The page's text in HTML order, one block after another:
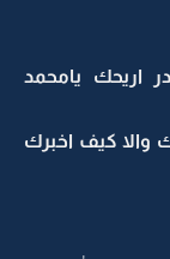
اريحك يامحمد
كيف اخبرك